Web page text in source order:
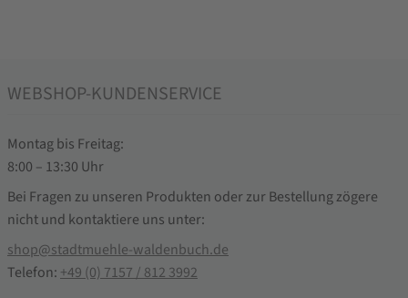
WEBSHOP-KUNDENSERVICE
Montag bis Freitag:
8:00 – 13:30 Uhr
Bei Fragen zu unseren Produkten oder zur Bestellung zögere
nicht und kontaktiere uns unter:
shop@stadtmuehle-waldenbuch.de
Telefon: +49 (0) 7157 / 812 3992